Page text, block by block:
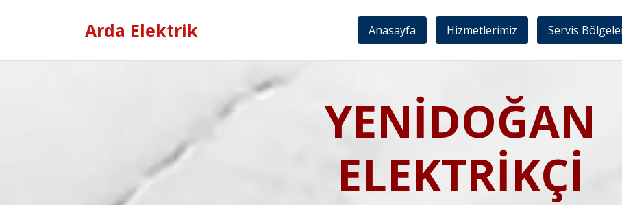
Arda Elektrik Anasayfa Hizmetlerimiz Servis
YENİDOĞAN
ELEKTRİKÇİ